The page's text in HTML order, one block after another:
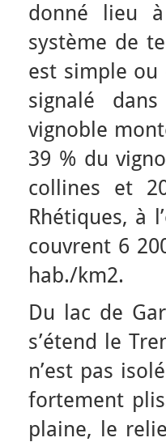
donné lieu
système de
est simple ou
signalé
vignoble
39 % du
collines et
Rhétiques, à
couvrent 6
hab./km2.
Du lac de
s’étend le
n’est pas
fortement
plaine, le